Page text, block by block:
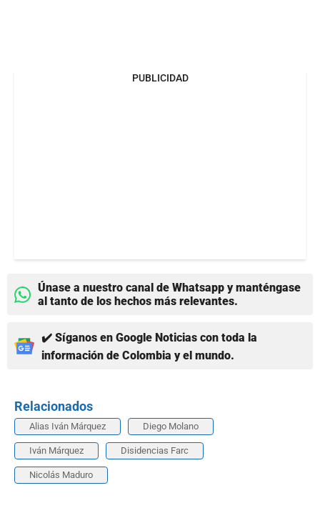
PUBLICIDAD
Únase a nuestro canal de Whatsapp y manténgase
al tanto de los hechos más relevantes.
✔️ Síganos en Google Noticias con toda la
información de Colombia y el mundo.
Relacionados
Alias Iván Márquez Diego Molano
Iván Márquez Disidencias Farc
Nicolás Maduro